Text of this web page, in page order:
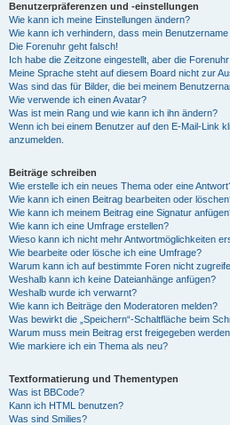
Benutzerpräferenzen und -einstellungen
Wie kann ich meine Einstellungen ändern?
Wie kann ich verhindern, dass mein
Die Forenuhr geht falsch!
Ich habe die Zeitzone eingestellt, aber die
Meine Sprache steht auf diesem Board nicht zur
Was sind das für Bilder, die bei meinem
Wie verwende ich einen Avatar?
Was ist mein Rang und wie kann ich ihn ändern?
Wenn ich bei einem Benutzer auf den E-Mail-Link
anzumelden.
Beiträge schreiben
Wie erstelle ich ein neues Thema oder eine
Wie kann ich einen Beitrag bearbeiten oder
Wie kann ich meinem Beitrag eine Signatur
Wie kann ich eine Umfrage erstellen?
Wieso kann ich nicht mehr Antwortmöglichkeiten
Wie bearbeite oder lösche ich eine Umfrage?
Warum kann ich auf bestimmte Foren nicht
Weshalb kann ich keine Dateianhänge anfügen?
Weshalb wurde ich verwarnt?
Wie kann ich Beiträge den Moderatoren melden?
Was bewirkt die „Speichern“-Schaltfläche beim
Warum muss mein Beitrag erst freigegeben
Wie markiere ich ein Thema als neu?
Textformatierung und Thementypen
Was ist BBCode?
Kann ich HTML benutzen?
Was sind Smilies?